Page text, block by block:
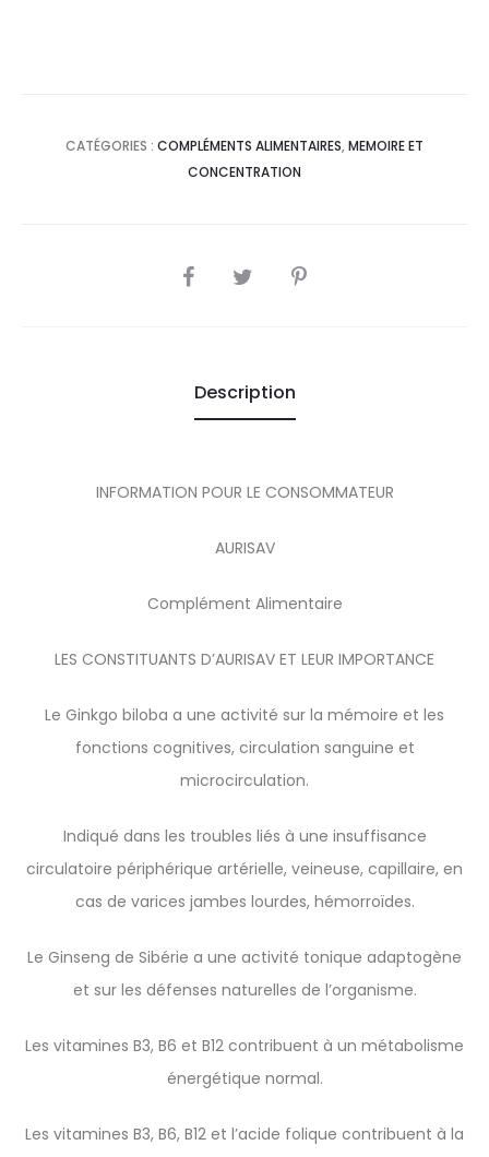
CATÉGORIES : COMPLÉMENTS ALIMENTAIRES, MEMOIRE ET
CONCENTRATION
SHARE
Description
INFORMATION POUR LE CONSOMMATEUR
AURISAV
Complément Alimentaire
LES CONSTITUANTS D’AURISAV ET LEUR IMPORTANCE
Le Ginkgo biloba a une activité sur la mémoire et les
fonctions cognitives, circulation sanguine et
microcirculation.
Indiqué dans les troubles liés à une insuffisance
circulatoire périphérique artérielle, veineuse, capillaire, en
cas de varices jambes lourdes, hémorroïdes.
Le Ginseng de Sibérie a une activité tonique adaptogène
et sur les défenses naturelles de l’organisme.
Les vitamines B3, B6 et B12 contribuent à un métabolisme
énergétique normal.
Les vitamines B3, B6, B12 et l’acide folique contribuent à la